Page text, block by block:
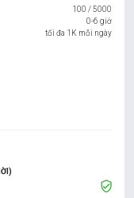
100 /5000
0-6 giờ
tối đa 1K mỗi ngày